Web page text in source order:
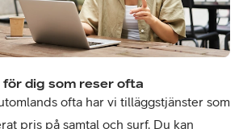
dig som reser ofta
ofta har vi tilläggstjänster som
pris på samtal och surf. Du kan